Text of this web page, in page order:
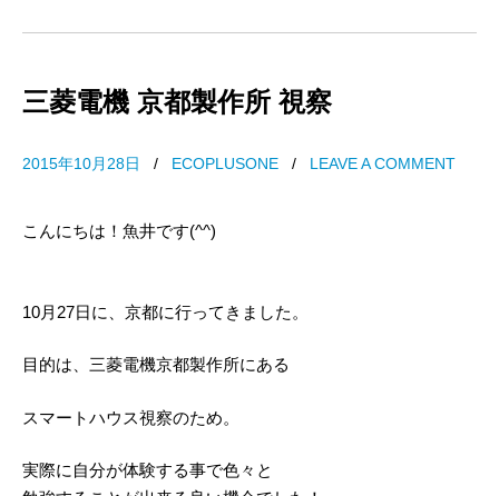
三菱電機 京都製作所 視察
2015年10月28日 / ECOPLUSONE / LEAVE A COMMENT
こんにちは！魚井です(^^)
10月27日に、京都に行ってきました。
目的は、三菱電機京都製作所にある
スマートハウス視察のため。
実際に自分が体験する事で色々と